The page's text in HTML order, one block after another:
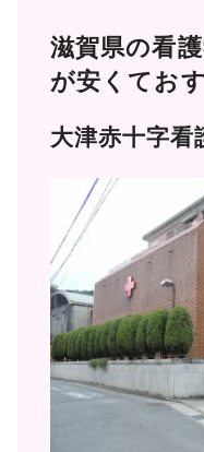
滋賀県の看
が安くてお
大津赤十字